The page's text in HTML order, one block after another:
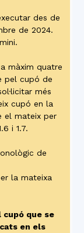
des de
de 2024.
màxim quatre
pel cupó de
més
cupó en la
el mateix per
i 1.7.
de
la mateixa
cupó que se
en els